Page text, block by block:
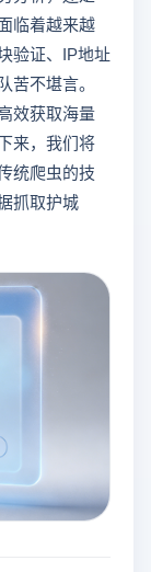
临着越来越
验证、IP地址
不堪言。
效获取海量
来，我们将
统爬虫的技
抓取护城